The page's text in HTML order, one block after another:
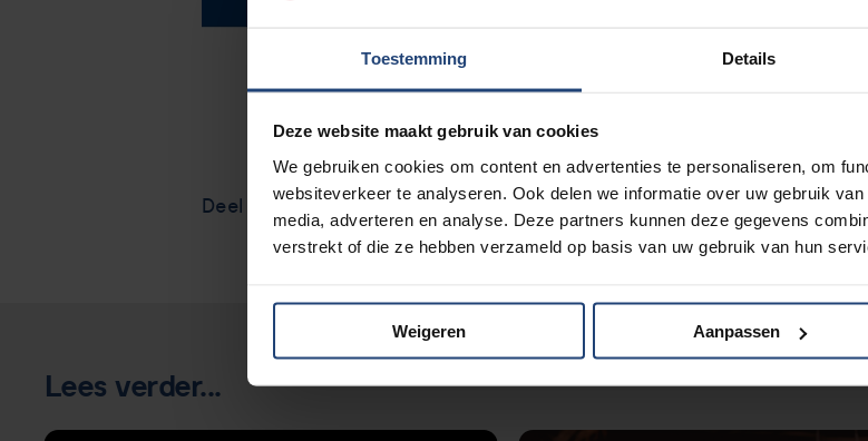
Toestemming Details
Deze website maakt gebruik van cookies
We gebruiken cookies om content en advertenties te personaliseren, om
websiteverkeer te analyseren. Ook delen we informatie over uw gebruik
media, adverteren en analyse. Deze partners kunnen deze gegevens
verstrekt of die ze hebben verzameld op basis van uw gebruik van hun
Weigeren Aanpassen
Deel via
Lees verder...